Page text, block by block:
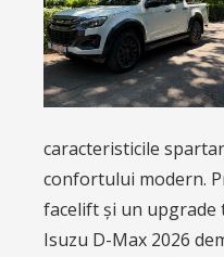
caracteristicile
confortului modern.
facelift și un upgrade
Isuzu D-Max 2026